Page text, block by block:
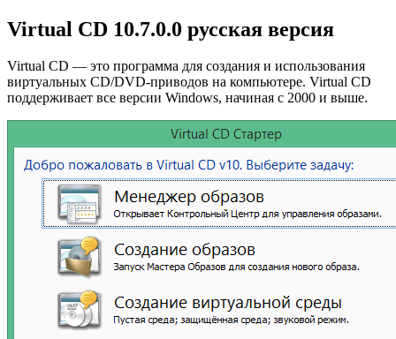
Virtual CD 10.7.0.0 русская версия
Virtual CD — это программа для создания и использования
виртуальных CD/DVD-приводов на компьютере. Virtual CD
поддерживает все версии Windows, начиная с 2000 и выше.